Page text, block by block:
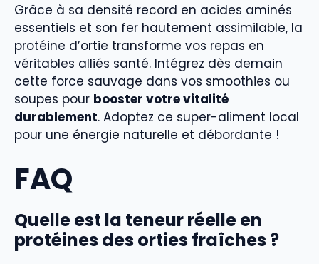
Grâce à sa densité record en acides aminés
essentiels et son fer hautement assimilable, la
protéine d’ortie transforme vos repas en
véritables alliés santé. Intégrez dès demain
cette force sauvage dans vos smoothies ou
soupes pour booster votre vitalité
durablement. Adoptez ce super-aliment local
pour une énergie naturelle et débordante !
FAQ
Quelle est la teneur réelle en
protéines des orties fraîches ?